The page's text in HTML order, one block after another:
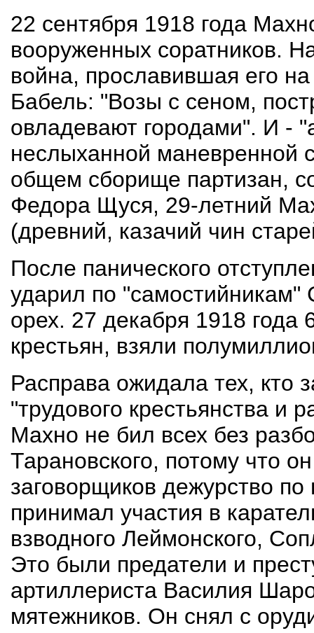
22 сентября 1918 года
вооруженных соратников.
война, прославившая его
Бабель: "Возы с сеном,
овладевают городами". И -
неслыханной маневренной
общем сборище партизан,
Федора Щуся, 29-летний
(древний, казачий чин
После панического
ударил по
орех. 27 декабря 1918
крестьян, взяли
Расправа ожидала тех, кто
"трудового крестьянства и
Махно не бил всех без
Тарановского, потому что
заговорщиков дежурство по
принимал участия в
взводного Леймонского,
Это были предатели и
артиллериста Василия
мятежников. Он снял с